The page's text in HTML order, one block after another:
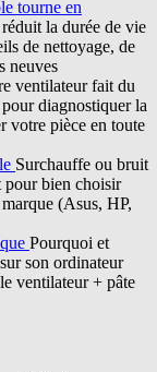
tourne en
la durée de vie
de nettoyage, de
neuves
ventilateur fait du
diagnostiquer la
votre pièce en toute
Surchauffe ou bruit
pour bien choisir
(Asus, HP,
Pourquoi et
son ordinateur
ventilateur + pâte